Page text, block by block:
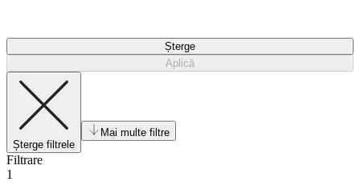
Șterge
Aplică
Șterge filtrele
Mai multe filtre
Filtrare
1